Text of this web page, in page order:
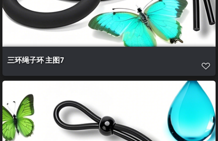
三环绳子环 主图7